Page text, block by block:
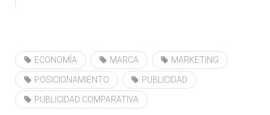
ECONOMÍA MARCA MARKETING
POSICIONAMIENTO PUBLICIDAD
PUBLICIDAD COMPARATIVA